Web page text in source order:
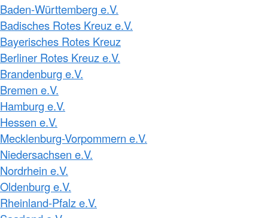
Baden-Württemberg e.V.
Badisches Rotes Kreuz e.V.
Bayerisches Rotes Kreuz
Berliner Rotes Kreuz e.V.
Brandenburg e.V.
Bremen e.V.
Hamburg e.V.
Hessen e.V.
Mecklenburg-Vorpommern e.V.
Niedersachsen e.V.
Nordrhein e.V.
Oldenburg e.V.
Rheinland-Pfalz e.V.